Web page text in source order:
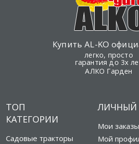
Купить AL-KO
легко, просто
гарантия до 3х
АЛКО Гарден
ТОП
КАТЕГОРИИ
Садовые тракторы
ЛИЧНЫЙ
Мои заказы
Мой